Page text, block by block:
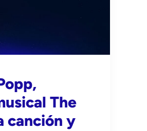
The
canción y